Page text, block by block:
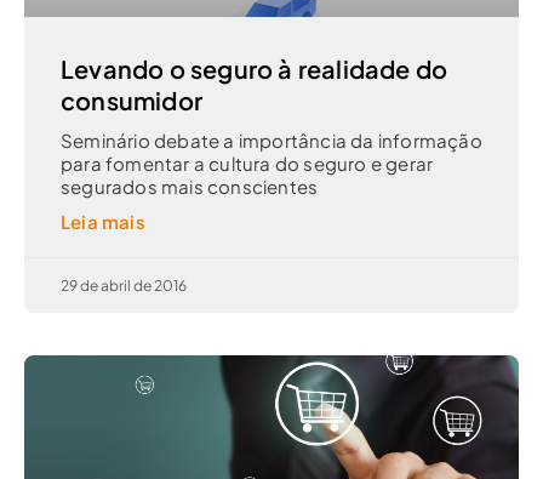
Levando o seguro à realidade do
consumidor
Seminário debate a importância da informação
para fomentar a cultura do seguro e gerar
segurados mais conscientes
Leia mais
29 de abril de 2016